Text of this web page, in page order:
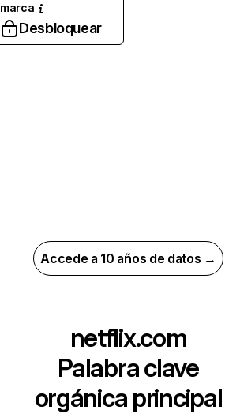
marca
Desbloquear
Accede a 10 años de datos →
netflix.com
Palabra clave
orgánica principal